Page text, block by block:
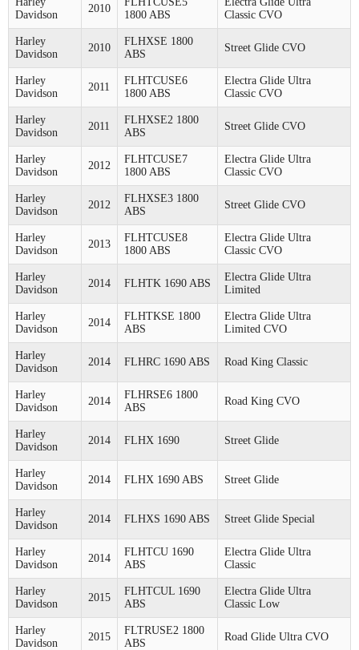
Davidson
2010
1800 ABS
Classic CVO
Harley
Davidson
2010
FLHXSE 1800
ABS
Street Glide CVO
Harley
Davidson
2011
FLHTCUSE6
1800 ABS
Electra Glide Ultra
Classic CVO
Harley
Davidson
2011
FLHXSE2 1800
ABS
Street Glide CVO
Harley
Davidson
2012
FLHTCUSE7
1800 ABS
Electra Glide Ultra
Classic CVO
Harley
Davidson
2012
FLHXSE3 1800
ABS
Street Glide CVO
Harley
Davidson
2013
FLHTCUSE8
1800 ABS
Electra Glide Ultra
Classic CVO
Harley
Davidson
2014 FLHTK 1690 ABS
Electra Glide Ultra
Limited
Harley
Davidson
2014
FLHTKSE 1800
ABS
Electra Glide Ultra
Limited CVO
Harley
Davidson
2014 FLHRC 1690 ABS Road King Classic
Harley
Davidson
2014
FLHRSE6 1800
ABS
Road King CVO
Harley
Davidson
2014 FLHX 1690 Street Glide
Harley
Davidson
2014 FLHX 1690 ABS Street Glide
Harley
Davidson
2014 FLHXS 1690 ABS Street Glide Special
Harley
Davidson
2014
FLHTCU 1690
ABS
Electra Glide Ultra
Classic
Harley
Davidson
2015
FLHTCUL 1690
ABS
Electra Glide Ultra
Classic Low
Harley
Davidson
2015
FLTRUSE2 1800
ABS
Road Glide Ultra CVO